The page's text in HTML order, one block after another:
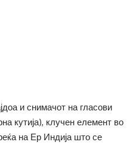
и снимачот на гласови
кутија), клучен елемент во
на Ер Индија што се